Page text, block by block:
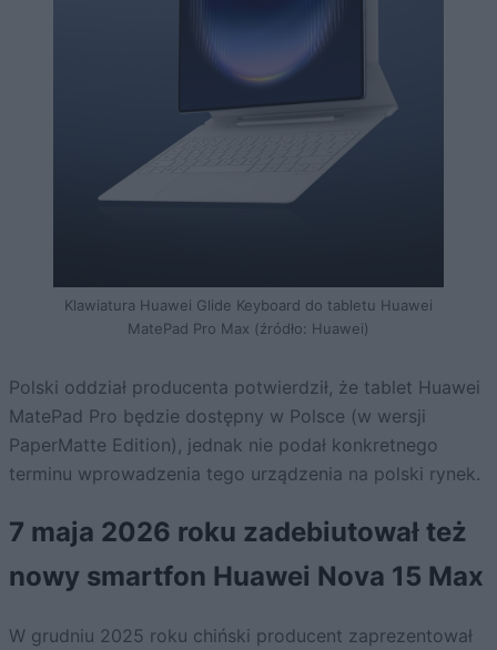
Klawiatura Huawei Glide Keyboard do tabletu Huawei
MatePad Pro Max (źródło: Huawei)
Polski oddział producenta potwierdził, że tablet Huawei
MatePad Pro będzie dostępny w Polsce (w wersji
PaperMatte Edition), jednak nie podał konkretnego
terminu wprowadzenia tego urządzenia na polski rynek.
7 maja 2026 roku zadebiutował też
nowy smartfon Huawei Nova 15 Max
W grudniu 2025 roku chiński producent zaprezentował